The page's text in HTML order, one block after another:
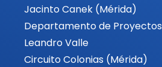
Jacinto Canek (Mérida)
Departamento de Proyectos
Leandro Valle
Circuito Colonias (Mérida)